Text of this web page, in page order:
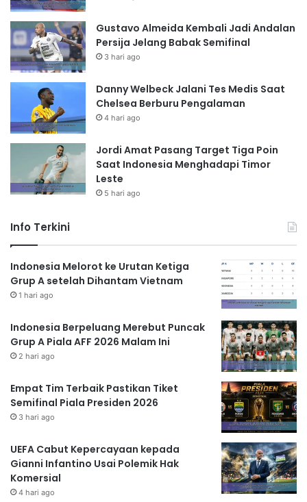
Gustavo Almeida Kembali Jadi Andalan
Persija Jelang Babak Semifinal
3 hari ago
Danny Welbeck Jalani Tes Medis Saat
Chelsea Berburu Pengalaman
4 hari ago
Jordi Amat Pasang Target Tiga Poin
Saat Indonesia Menghadapi Timor
Leste
5 hari ago
Info Terkini
Indonesia Melorot ke Urutan Ketiga
Grup A setelah Dihantam Vietnam
1 hari ago
Indonesia Berpeluang Merebut Puncak
Grup A Piala AFF 2026 Malam Ini
2 hari ago
Empat Tim Terbaik Pastikan Tiket
Semifinal Piala Presiden 2026
3 hari ago
UEFA Cabut Kepercayaan kepada
Gianni Infantino Usai Polemik Hak
Komersial
4 hari ago